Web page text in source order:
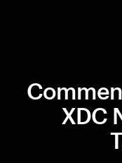
XDC